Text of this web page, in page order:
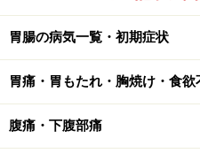
体への負担がなく、30分ほ
かつ性能も優れているので
確実に除菌できたかの判定
■便中ピロリ抗原測定検査
胃腸の病気一覧・初期症状
胃痛・胃もたれ・胸焼け・食欲
腹痛・下腹部痛